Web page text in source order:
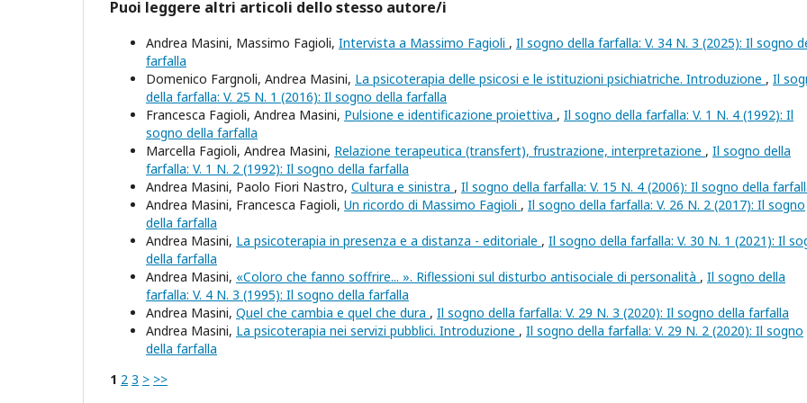
Puoi leggere altri articoli dello stesso autore/i
Andrea Masini, Massimo Fagioli, Intervista a Massimo Fagioli , Il sogno della farfalla: V. 34 N. 3 (2025): Il sogno
farfalla
Domenico Fargnoli, Andrea Masini, La psicoterapia delle psicosi e le istituzioni psichiatriche. Introduzione , Il
della farfalla: V. 25 N. 1 (2016): Il sogno della farfalla
Francesca Fagioli, Andrea Masini, Pulsione e identificazione proiettiva , Il sogno della farfalla: V. 1 N. 4 (1992): Il
sogno della farfalla
Marcella Fagioli, Andrea Masini, Relazione terapeutica (transfert), frustrazione, interpretazione , Il sogno della
farfalla: V. 1 N. 2 (1992): Il sogno della farfalla
Andrea Masini, Paolo Fiori Nastro, Cultura e sinistra , Il sogno della farfalla: V. 15 N. 4 (2006): Il sogno della
Andrea Masini, Francesca Fagioli, Un ricordo di Massimo Fagioli , Il sogno della farfalla: V. 26 N. 2 (2017): Il sogno
della farfalla
Andrea Masini, La psicoterapia in presenza e a distanza - editoriale , Il sogno della farfalla: V. 30 N. 1 (2021): Il
della farfalla
Andrea Masini, «Coloro che fanno soffrire... ». Riflessioni sul disturbo antisociale di personalità , Il sogno della
farfalla: V. 4 N. 3 (1995): Il sogno della farfalla
Andrea Masini, Quel che cambia e quel che dura , Il sogno della farfalla: V. 29 N. 3 (2020): Il sogno della farfalla
Andrea Masini, La psicoterapia nei servizi pubblici. Introduzione , Il sogno della farfalla: V. 29 N. 2 (2020): Il sogno
della farfalla
1 2 3 > >>